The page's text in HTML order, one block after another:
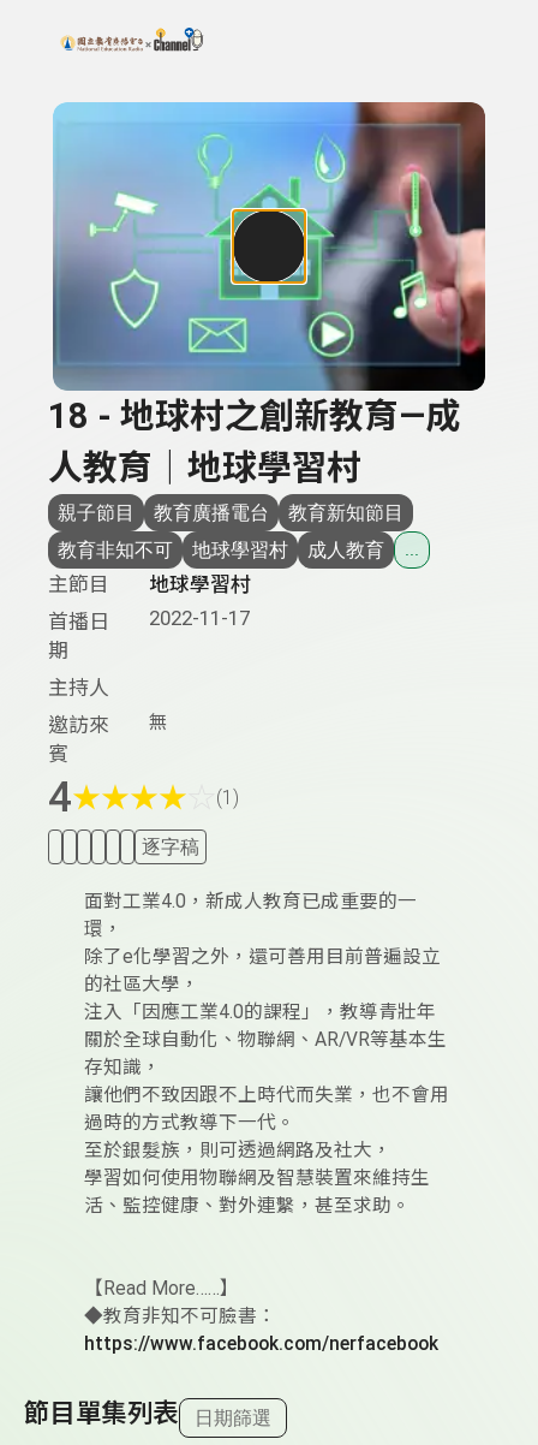
上方功能區塊
搜尋關鍵字：可輸入節目名稱、主持人或關鍵字
18 - 地球村之創新教育—成
人教育｜地球學習村
親子節目 教育廣播電台
教育新知節目
教育非知不可
地球學習村 成人教育 ...
主節目
地球學習村
首播日
期
2022-11-17
主持人
邀訪來
賓
無
4★★★★ (1)
逐字稿
面對工業4.0，新成人教育已成重要的一
環，
除了e化學習之外，還可善用目前普遍設立
的社區大學，
注入「因應工業4.0的課程」，教導青壯年
關於全球自動化、物聯網、AR/VR等基本生
存知識，
讓他們不致因跟不上時代而失業，也不會用
過時的方式教導下一代。
至於銀髮族，則可透過網路及社大，
學習如何使用物聯網及智慧裝置來維持生
活、監控健康、對外連繫，甚至求助。
【Read More……】
◆教育非知不可臉書：
https://www.facebook.com/nerfacebook
節目單集列表 日期篩選